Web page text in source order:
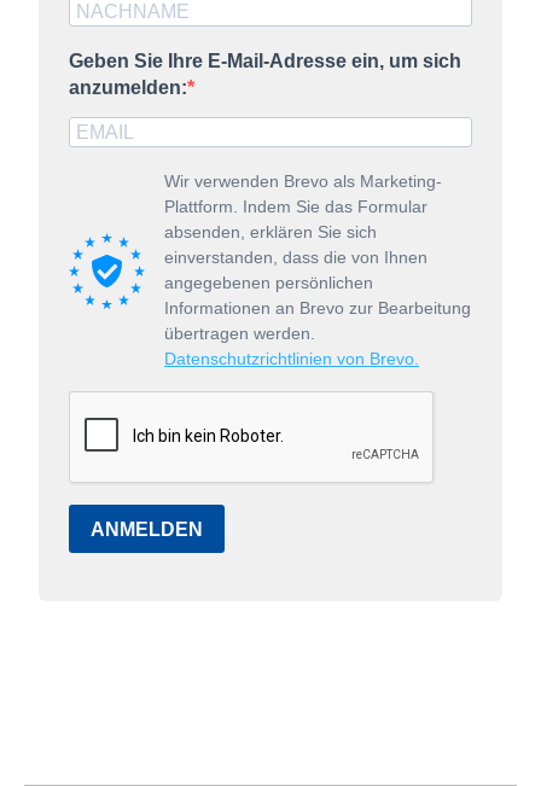
Geben Sie Ihre E-Mail-Adresse ein, um sich
anzumelden:
Wir verwenden Brevo als Marketing-
Plattform. Indem Sie das Formular
absenden, erklären Sie sich
einverstanden, dass die von Ihnen
angegebenen persönlichen
Informationen an Brevo zur Bearbeitung
übertragen werden.
Datenschutzrichtlinien von Brevo.
ANMELDEN